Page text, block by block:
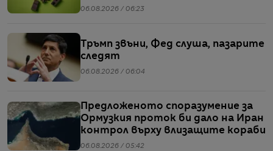
диабет, сочи проучване
06.08.2026 / 06:23
Тръмп звъни, Фед слуша, пазарите
следят
06.08.2026 / 06:04
Предложеното споразумение за
Ормузкия проток би дало на Иран
контрол върху влизащите кораби
06.08.2026 / 05:42